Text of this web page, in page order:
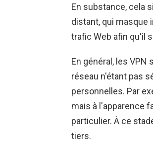
En substance, cela
distant, qui masque
trafic Web afin qu'il
En général, les
réseau n'étant pas
personnelles. Par
mais à l'apparence
particulier. À ce
tiers.